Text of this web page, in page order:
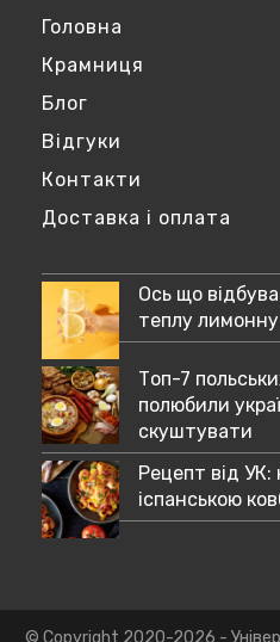
Головна
Крамниця
Блог
Відгуки
Контакти
Доставка і оплата
Ось що
теплу
Топ-7
полюбили
скуштувати
Рецепт від УК:
іспанською
© Copyright 2020-2026 -